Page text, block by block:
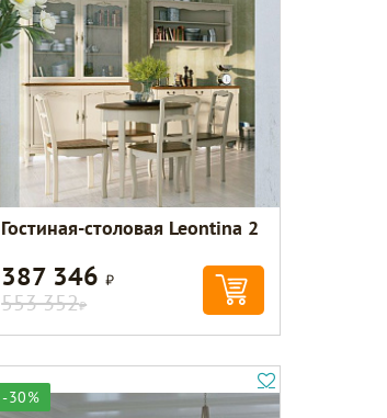
Гостиная-столовая Leontina 2
387 346Р
553 352Р
-30%